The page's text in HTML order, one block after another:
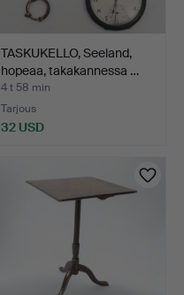
TASKUKELLO, Seeland,
hopeaa, takakannessa …
4 t 58 min
Tarjous
32 USD